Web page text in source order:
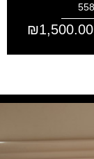
₪1,500.00